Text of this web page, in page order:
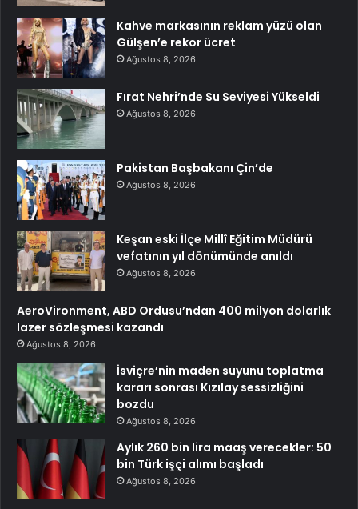
Kahve markasının reklam yüzü olan
Gülşen’e rekor ücret
Ağustos 8, 2026
Fırat Nehri’nde Su Seviyesi Yükseldi
Ağustos 8, 2026
Pakistan Başbakanı Çin’de
Ağustos 8, 2026
Keşan eski İlçe Millî Eğitim Müdürü
vefatının yıl dönümünde anıldı
Ağustos 8, 2026
AeroVironment, ABD Ordusu’ndan 400 milyon dolarlık
lazer sözleşmesi kazandı
Ağustos 8, 2026
İsviçre’nin maden suyunu toplatma
kararı sonrası Kızılay sessizliğini
bozdu
Ağustos 8, 2026
Aylık 260 bin lira maaş verecekler: 50
bin Türk işçi alımı başladı
Ağustos 8, 2026